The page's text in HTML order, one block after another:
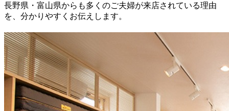
長野県・富山県からも多くのご夫婦が来店されている理由
を、分かりやすくお伝えします。